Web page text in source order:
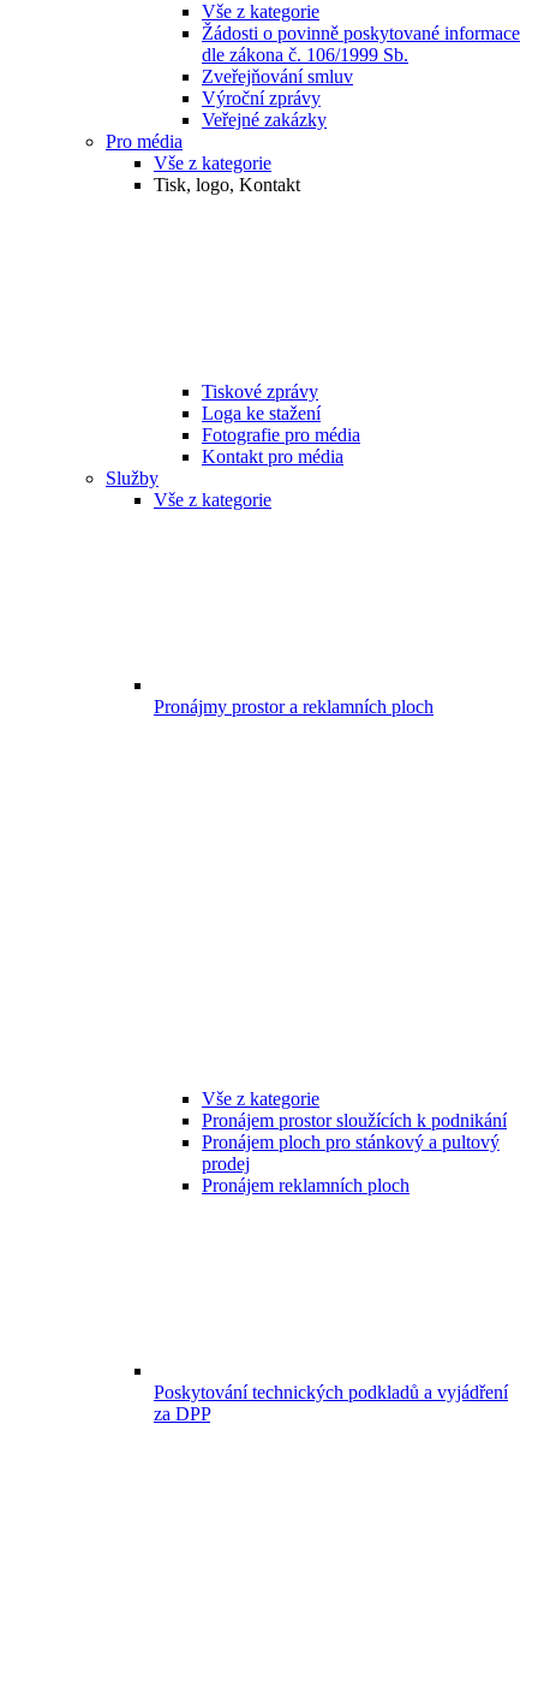
Vše z kategorie
Žádosti o povinně poskytované informace
dle zákona č. 106/1999 Sb.
Zveřejňování smluv
Výroční zprávy
Veřejné zakázky
Pro média
Vše z kategorie
Tisk, logo, Kontakt
Tiskové zprávy
Loga ke stažení
Fotografie pro média
Kontakt pro média
Služby
Vše z kategorie
Pronájmy prostor a reklamních ploch
Vše z kategorie
Pronájem prostor sloužících k podnikání
Pronájem ploch pro stánkový a pultový
prodej
Pronájem reklamních ploch
Poskytování technických podkladů a vyjádření
za DPP